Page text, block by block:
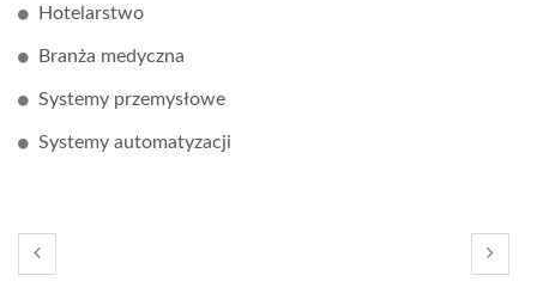
Hotelarstwo
Branża medyczna
Systemy przemysłowe
Systemy automatyzacji